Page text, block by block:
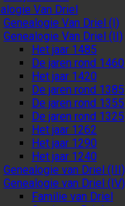
Van Driel
Genealogie Van Driel (I)
Genealogie Van Driel (II)
Het jaar 1485
De jaren rond 1460
Het jaar 1420
De jaren rond 1385
De jaren rond 1355
De jaren rond 1325
Het jaar 1262
Het jaar 1290
Het jaar 1240
Genealogie van Driel (III)
Genealogie van Driel (IV)
Familie van Driel